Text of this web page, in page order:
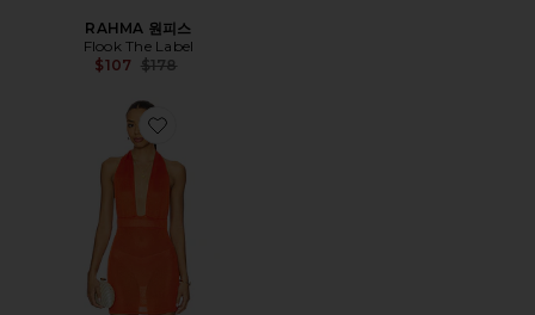
RAHMA 원피스
Flook The Label
$107 Previous price:
$178
Favorite TALA 원피스